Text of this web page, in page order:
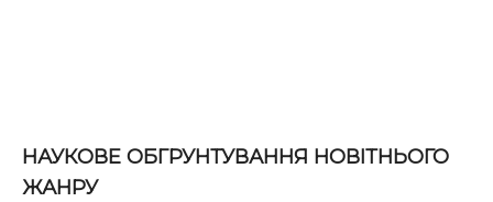
НАУКОВЕ ОБГРУНТУВАННЯ НОВІТНЬОГО
ЖАНРУ